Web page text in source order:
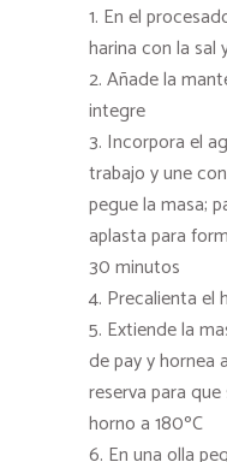
En el
harina con la sal
Añade la
integre
Incorpora el
trabajo y une
pegue la masa;
aplasta para
30 minutos
Precalienta el
Extiende la
de pay y hornea
reserva para
horno a 180ºC
En una olla